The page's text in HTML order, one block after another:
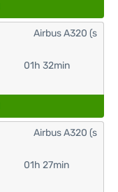
01h 32min
Airbus A320 (s
01h 27min
Airbus A320 (s